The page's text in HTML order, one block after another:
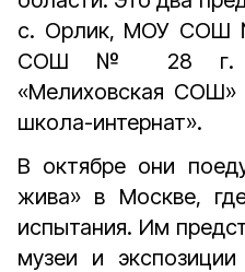
с. Орлик, МОУ СОШ
СОШ № 28 г.
«Мелиховская СОШ»
школа-интернат».
В октябре они
жива» в Москве,
испытания. Им
музеи и